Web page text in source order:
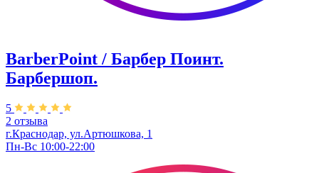
BarberPoint / Барбер Поинт.
Барбершоп.
5
2 отзыва
г.Краснодар, ул.Артюшкова, 1
Пн-Вс 10:00-22:00